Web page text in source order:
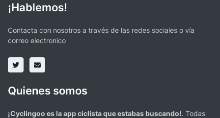
¡Hablemos!
Contacta con nosotros a través de las redes sociales o vía
correo electronico
Quienes somos
¡Cyclingoo es la app ciclista que estabas buscando!. Todas